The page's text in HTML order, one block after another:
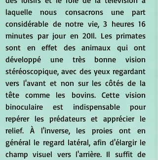
laquelle nous consacrons une part
considérable de notre vie, 3 heures 16
minutes par jour en 20Il. Les primates
sont en effet des animaux qui ont
développé une très bonne vision
stéréoscopique, avec des yeux regardant
vers l'avant et non sur les côtés de la
tête comme les bovins. Cette vision
binoculaire est indispensable pour
repérer les prédateurs et apprécier le
relief. À l'inverse, les proies ont en
général le regard latéral, afin d'élargir le
champ visuel vers l'arrière. Il suffit de